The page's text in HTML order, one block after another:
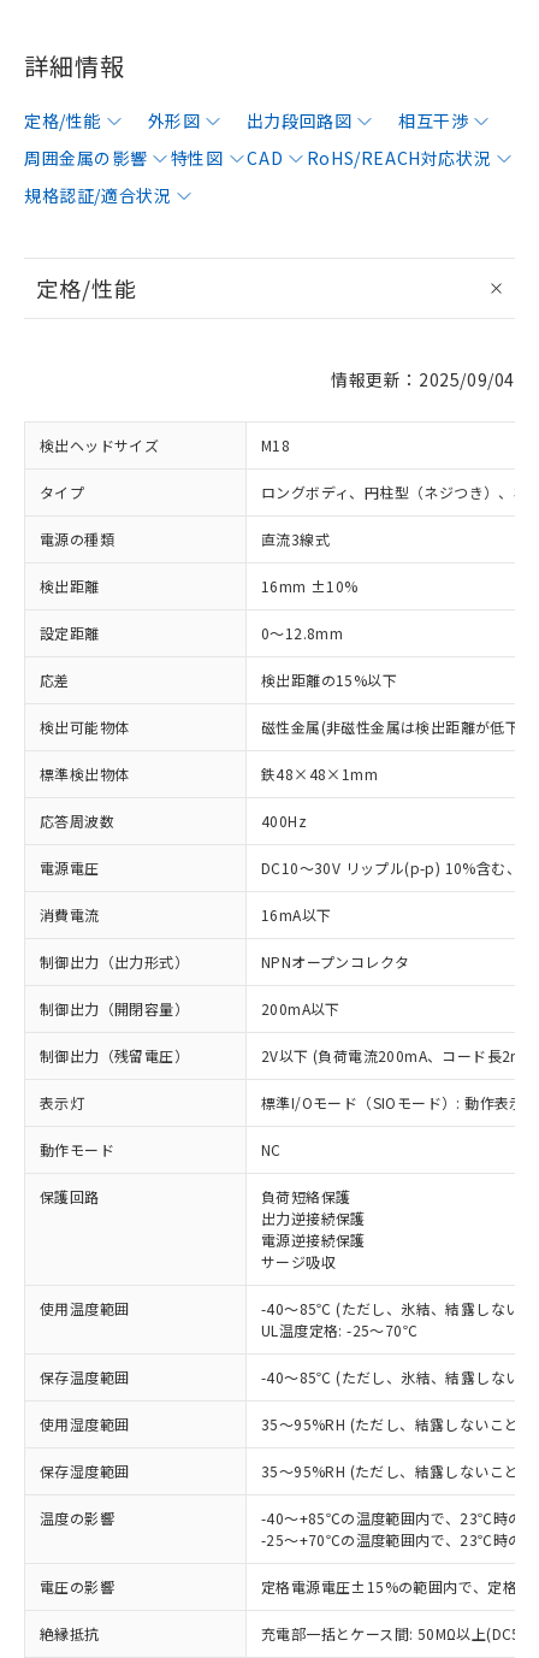
詳細情報
定格/性能 外形図 出力段回路図
相互干渉
周囲金属の影響
特性図 CAD
RoHS/REACH対応状況
規格認証/適合状況
定格/性能
情報更新：2025/09/04
検出ヘッドサイズ M18
タイプ ロングボディ、円柱型（ネジつき）、非
電源の種類 直流3線式
検出距離 16mm ±10%
設定距離 0～12.8mm
応差 検出距離の15%以下
検出可能物体 磁性金属(非磁性金属は検出距離が低下し
標準検出物体 鉄48×48×1mm
応答周波数 400Hz
電源電圧 DC10～30V リップル(p-p) 10%含む、
消費電流 16mA以下
制御出力（出力形式） NPNオープンコレクタ
制御出力（開閉容量） 200mA以下
制御出力（残留電圧） 2V以下 (負荷電流200mA、コード長2m
表示灯 標準I/Oモード（SIOモード）: 動作表示
動作モード NC
保護回路
負荷短絡保護
出力逆接続保護
電源逆接続保護
サージ吸収
使用温度範囲
-40～85℃ (ただし、氷結、結露しないこ
UL温度定格: -25～70℃
保存温度範囲 -40～85℃ (ただし、氷結、結露しないこ
使用湿度範囲 35～95%RH (ただし、結露しないこと)
保存湿度範囲 35～95%RH (ただし、結露しないこと)
温度の影響
-40～+85℃の温度範囲内で、23℃時の
-25～+70℃の温度範囲内で、23℃時の
電圧の影響 定格電源電圧±15%の範囲内で、定格
絶縁抵抗 充電部一括とケース間: 50MΩ以上
以下の条件をお読みいただき、同意のうえ
ご利用ください。
本サービスは、当社制御機器事業取扱
(税抜)を提供させていただくもので
当社制御機器事業取扱商品の中には、
本サービスの対象外となる商品もある
ことをご了承ください。
※1 対応状況
対応済み：EU RoHS指令（10物質）の
非含有に対応した製品が提供可能な商品で
対応予定：EU RoHS指令（10物質）の非含
有に対応した製品に切り替える予定のある
商品です。
対応予定なし：EU RoHS指令（10物質）の
非含有に非対応の商品で、対応品を出す予
調査・確認中：EU RoHS指令（10物質）の
非含有の対応状況を調査中または確認中の
商品です。
非該当品：ライセンス料など無形物で、有
害物質有無と関係のない商品です。
仕入先様の事情により、非含有部品として
いたものが、含有品と判明した場合などや
むを得ず変更することがあります。
※1 中国RoHS○×表
「○」：最大均質材料含有率が中国RoHSの
基準値以下であることを示します。
「×」：最大均質材料含有率が中国RoHSの
基準値を超えていることを示します。
「－」：未確認です。当社販売部門へお問
当社は、これら貴社製品のうち、外国
為替および外国貿易法に定める商品